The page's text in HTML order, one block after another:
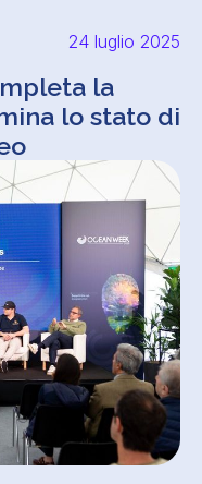
24 luglio 2025
la
lo stato di